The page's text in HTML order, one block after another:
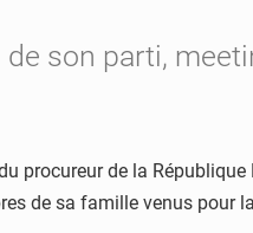
de son parti,
procureur de la République
de sa famille venus pour